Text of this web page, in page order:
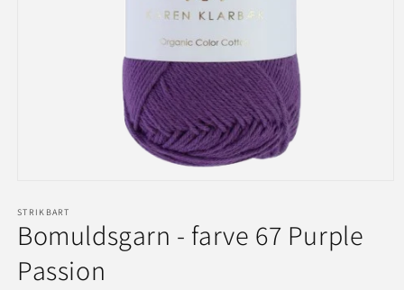
1
i
modus
STRIKBART
Bomuldsgarn - farve 67 Purple
Passion